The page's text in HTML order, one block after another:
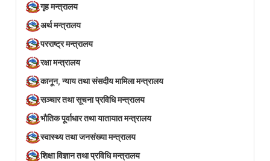
गृह मन्त्रालय
अर्थ मन्त्रालय
परराष्ट्र मन्त्रालय
रक्षा मन्त्रालय
कानून, न्याय तथा संसदीय मामिला मन्त्रालय
सञ्‍चार तथा सूचना प्रविधि मन्त्रालय
भौतिक पूर्वाधार तथा यातायात मन्त्रालय
स्वास्थ्य तथा जनसंख्या मन्त्रालय
शिक्षा विज्ञान तथा प्रविधि मन्त्रालय